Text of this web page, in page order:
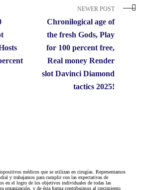
NEWER POST
Chronilogical age of
the fresh Gods, Play
for 100 percent free,
Real money Render
slot Davinci Diamond
tactics 2025!
médicos que se utilizan en cirugías. Representamos
y trabajamos para cumplir con las expectativas de
en el logro de los objetivos individuales de todas las
organización, y de ésta forma contribuimos al crecimiento